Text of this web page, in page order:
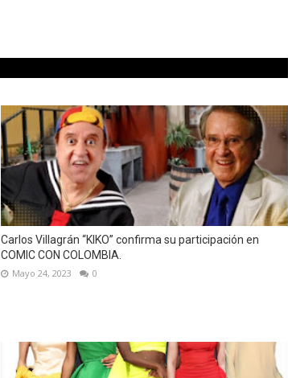
Carlos Villagrán “KIKO” confirma su participación en
COMIC CON COLOMBIA.
Mayo 24, 2023 0